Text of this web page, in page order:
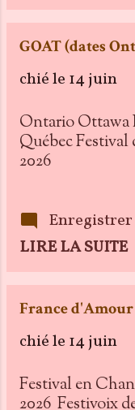
GOAT (dates
chié le 14 juin
Ontario Ottawa
Québec
2026
LIRE LA SUITE
France d'Amour
chié le 14 juin
Festival en
2026 Festivoix